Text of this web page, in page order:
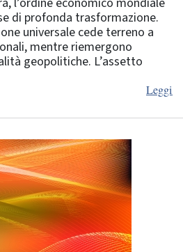
di profonda trasformazione.
universale cede terreno a
mentre riemergono
geopolitiche. L’assetto
Leggi